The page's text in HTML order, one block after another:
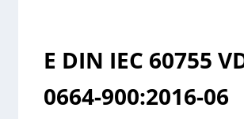
E DIN IEC 60755
0664-900:2016-06